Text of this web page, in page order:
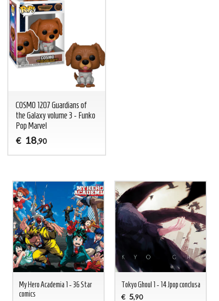
COSMO 1207 Guardians of
the Galaxy volume 3 - Funko
Pop Marvel
€ 18,90
My Hero Academia 1 - 36 Star
comics
Tokyo Ghoul 1 - 14 Jpop conclusa
€ 5,90